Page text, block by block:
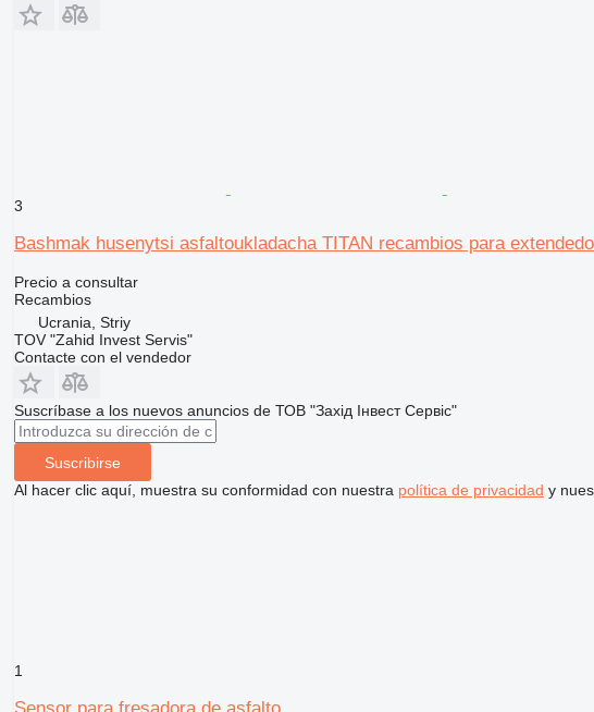
3
Bashmak husenytsi asfaltoukladacha TITAN recambios para
Precio a consultar
Recambios
Ucrania, Striy
TOV "Zahid Invest Servis"
Contacte con el vendedor
Suscríbase a los nuevos anuncios de ТОВ "Захід Інвест Сервіс"
Suscribirse
Al hacer clic aquí, muestra su conformidad con nuestra política de privacidad y
1